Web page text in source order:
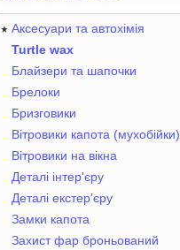
Аксесуари та автохімія
Turtle wax
Блайзери та шапочки
Брелоки
Бризговики
Вітровики капота (мухобійки)
Вітровики на вікна
Деталі інтер'єру
Деталі екстер'єру
Замки капота
Захист фар броньований